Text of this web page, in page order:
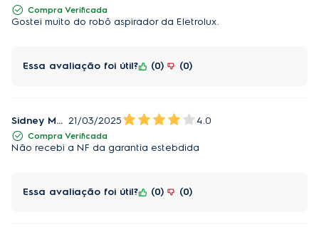
Compra Verificada
Gostei muito do robô aspirador da Eletrolux.
Essa avaliação foi útil? 0 0
Sidney Moura 21/03/2025 4.0
Compra Verificada
Não recebi a NF da garantia estebdida
Essa avaliação foi útil? 0 0